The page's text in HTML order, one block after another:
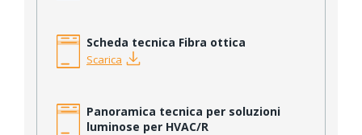
Scheda tecnica Fibra ottica
Scarica
Panoramica tecnica per soluzioni
luminose per HVAC/R